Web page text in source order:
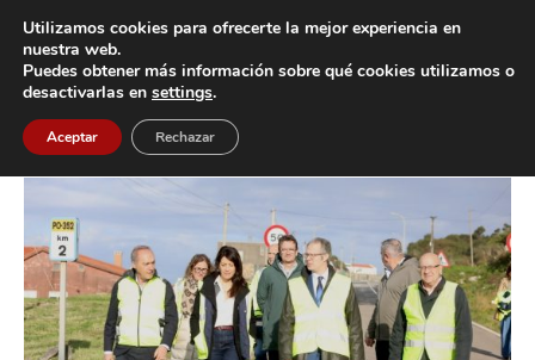
Inicio Etiquetas Senda Peatonal
Etiqueta: Senda Peatonal
Utilizamos cookies para ofrecerte la mejor experiencia en
nuestra web.
Puedes obtener más información sobre qué cookies utilizamos o
desactivarlas en settings.
Aceptar Rechazar